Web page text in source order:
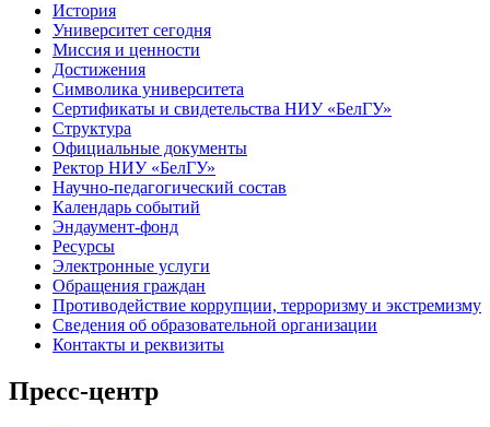
История
Университет сегодня
Миссия и ценности
Достижения
Символика университета
Сертификаты и свидетельства НИУ «БелГУ»
Структура
Официальные документы
Ректор НИУ «БелГУ»
Научно-педагогический состав
Календарь событий
Эндаумент-фонд
Ресурсы
Электронные услуги
Обращения граждан
Противодействие коррупции, терроризму и экстремизму
Сведения об образовательной организации
Контакты и реквизиты
Пресс-центр